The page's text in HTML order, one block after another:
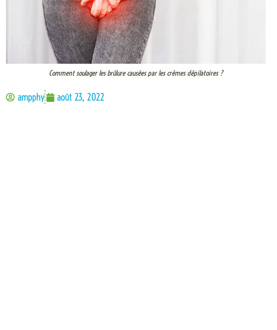
Comment soulager les brûlure causées par les crèmes dépilatoires ?
ampphy août 23, 2022